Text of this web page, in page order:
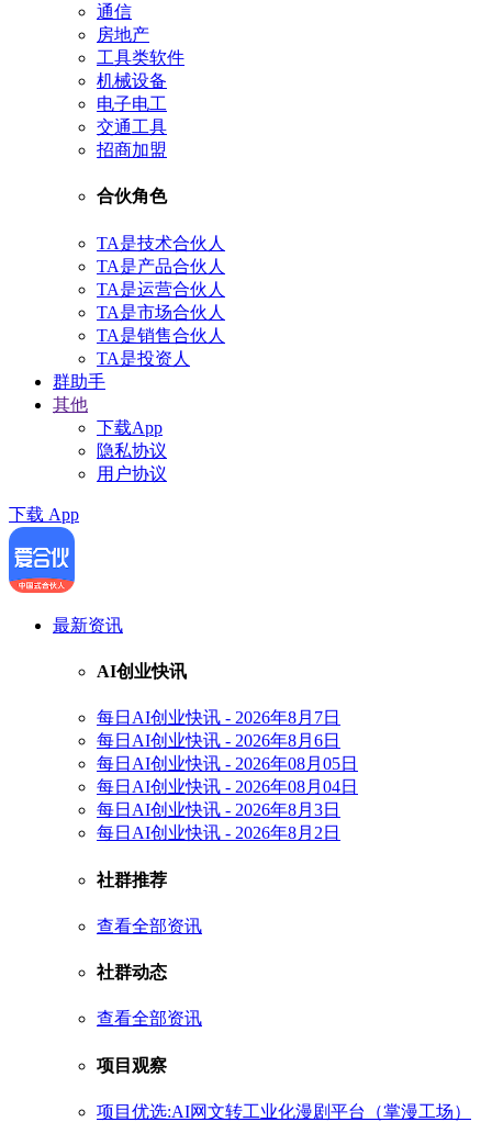
通信
房地产
工具类软件
机械设备
电子电工
交通工具
招商加盟
合伙角色
TA是技术合伙人
TA是产品合伙人
TA是运营合伙人
TA是市场合伙人
TA是销售合伙人
TA是投资人
群助手
其他
下载App
隐私协议
用户协议
下载 App
最新资讯
AI创业快讯
每日AI创业快讯 - 2026年8月7日
每日AI创业快讯 - 2026年8月6日
每日AI创业快讯 - 2026年08月05日
每日AI创业快讯 - 2026年08月04日
每日AI创业快讯 - 2026年8月3日
每日AI创业快讯 - 2026年8月2日
社群推荐
查看全部资讯
社群动态
查看全部资讯
项目观察
项目优选:AI网文转工业化漫剧平台（掌漫工场）